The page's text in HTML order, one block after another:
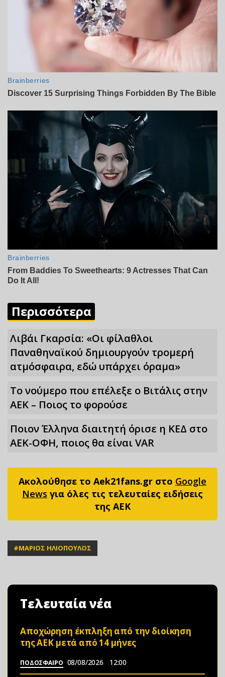
Περισσότερα
Λιβάι Γκαρσία: «Οι φίλαθλοι
Παναθηναϊκού δημιουργούν τρομερή
ατμόσφαιρα, εδώ υπάρχει όραμα»
Το νούμερο που επέλεξε ο Βιτάλις στην
ΑΕΚ – Ποιος το φορούσε
Ποιον Έλληνα διαιτητή όρισε η ΚΕΔ στο
ΑΕΚ-ΟΦΗ, ποιος θα είναι VAR
Ακολούθησε το Aek21fans.gr στο Google
News για όλες τις τελευταίες ειδήσεις
της ΑΕΚ
#ΜΑΡΙΟΣ ΗΛΙΟΠΟΥΛΟΣ
Τελευταία νέα
Αποχώρηση έκπληξη από την διοίκηση
της ΑΕΚ μετά από 14 μήνες
ΠΟΔΟΣΦΑΙΡΟ 08/08/2026 12:00